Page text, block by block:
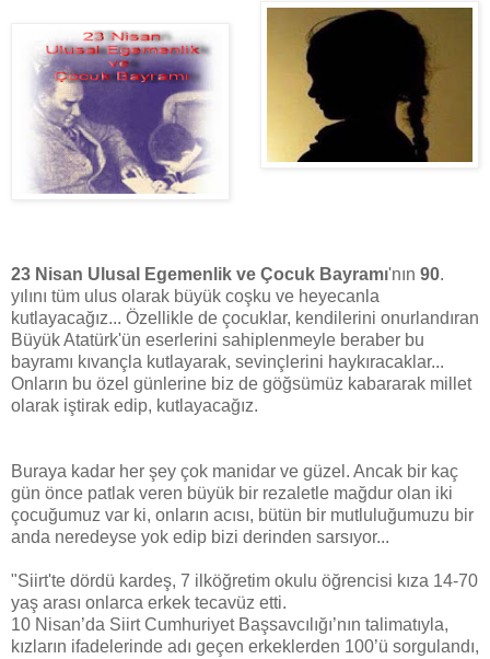
23 Nisan Ulusal Egemenlik ve Çocuk Bayramı'nın 90.
yılını tüm ulus olarak büyük coşku ve heyecanla
kutlayacağız... Özellikle de çocuklar, kendilerini onurlandıran
Büyük Atatürk'ün eserlerini sahiplenmeyle beraber bu
bayramı kıvançla kutlayarak, sevinçlerini haykıracaklar...
Onların bu özel günlerine biz de göğsümüz kabararak millet
olarak iştirak edip, kutlayacağız.
Buraya kadar her şey çok manidar ve güzel. Ancak bir kaç
gün önce patlak veren büyük bir rezaletle mağdur olan iki
çocuğumuz var ki, onların acısı, bütün bir mutluluğumuzu bir
anda neredeyse yok edip bizi derinden sarsıyor...
"Siirt'te dördü kardeş, 7 ilköğretim okulu öğrencisi kıza 14-70
yaş arası onlarca erkek tecavüz etti.
10 Nisan’da Siirt Cumhuriyet Başsavcılığı’nın talimatıyla,
kızların ifadelerinde adı geçen erkeklerden 100’ü sorgulandı,